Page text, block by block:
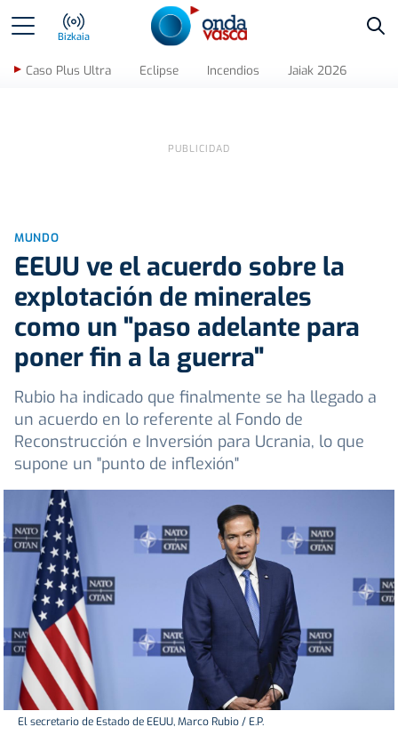
Bizkaia
Caso Plus Ultra Eclipse Incendios Jaiak 2026
MUNDO
EEUU ve el acuerdo sobre la
explotación de minerales
como un "paso adelante para
poner fin a la guerra"
Rubio ha indicado que finalmente se ha llegado a
un acuerdo en lo referente al Fondo de
Reconstrucción e Inversión para Ucrania, lo que
supone un "punto de inflexión"
El secretario de Estado de EEUU, Marco Rubio / E.P.